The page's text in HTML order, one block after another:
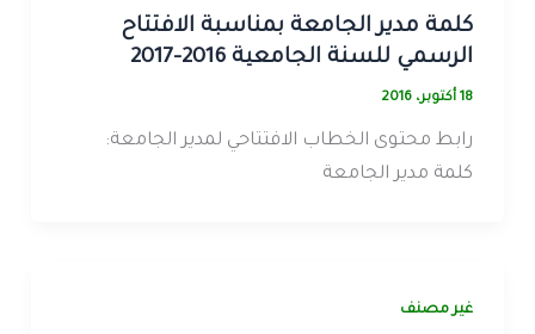
كلمة مدير الجامعة بمناسبة الافتتاح
الرسمي للسنة الجامعية 2016-2017
18 أكتوبر، 2016
رابط محتوى الخطاب الافتتاحي لمدير الجامعة:
كلمة مدير الجامعة
غير مصنف